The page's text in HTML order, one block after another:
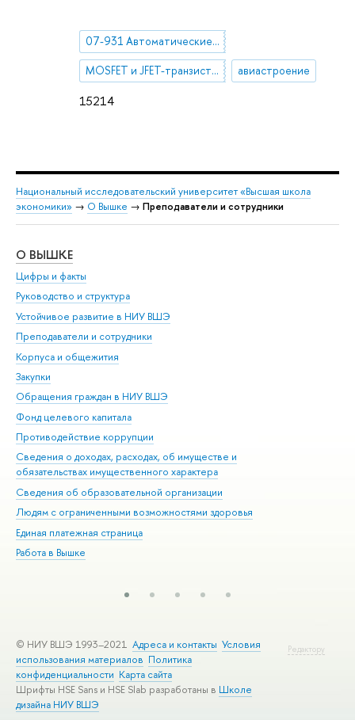
15214
07-931 Автоматические и автоматизированные системы проектирования, моделирования и сопровождения
MOSFET и JFET-транзисторы авиастроение
Национальный исследовательский университет «Высшая школа
экономики» → О Вышке → Преподаватели и сотрудники
О ВЫШКЕ
Цифры и факты
Руководство и структура
Устойчивое развитие в НИУ ВШЭ
Преподаватели и сотрудники
Корпуса и общежития
Закупки
Обращения граждан в НИУ ВШЭ
Фонд целевого капитала
Противодействие коррупции
Сведения о доходах, расходах, об имуществе и
обязательствах имущественного характера
Сведения об образовательной организации
Людям с ограниченными возможностями здоровья
Единая платежная страница
Работа в Вышке
Редактору
© НИУ ВШЭ 1993–2021 Адреса и контакты Условия
использования материалов Политика
конфиденциальности Карта сайта
Шрифты HSE Sans и HSE Slab разработаны в Школе
дизайна НИУ ВШЭ